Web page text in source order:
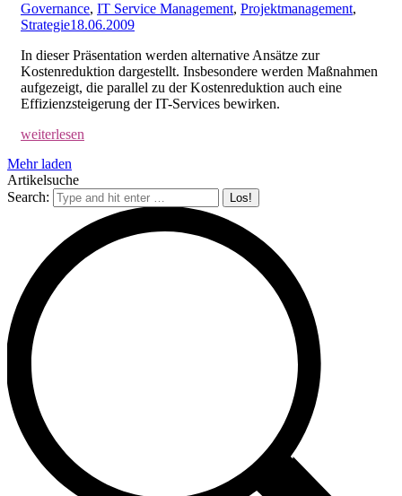
Governance, IT Service Management, Projektmanagement,
Strategie18.06.2009
In dieser Präsentation werden alternative Ansätze zur
Kostenreduktion dargestellt. Insbesondere werden Maßnahmen
aufgezeigt, die parallel zu der Kostenreduktion auch eine
Effizienzsteigerung der IT-Services bewirken.
weiterlesen
Mehr laden
Artikelsuche
Search: